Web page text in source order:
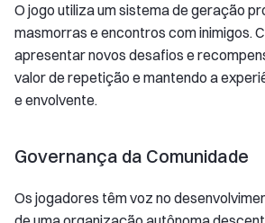
O jogo utiliza um sistema de geração
masmorras e encontros com inimigos.
apresentar novos desafios e
valor de repetição e mantendo a
e envolvente.
Governança da Comunidade
Os jogadores têm voz no